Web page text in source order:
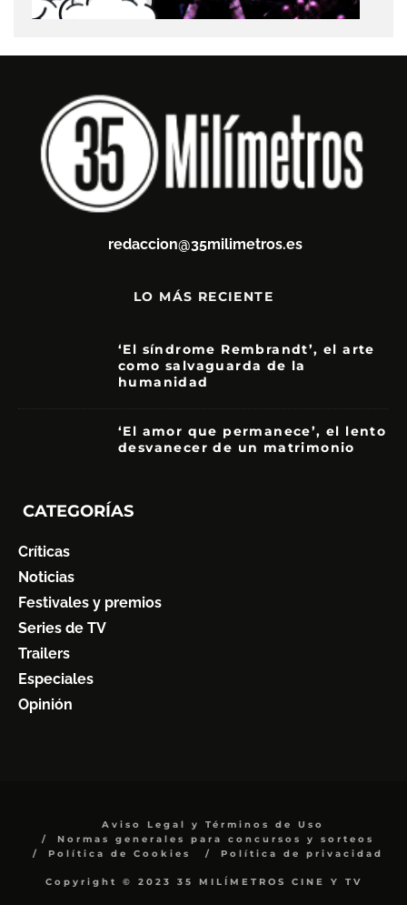
redaccion@35milimetros.es
LO MÁS RECIENTE
‘El síndrome Rembrandt’, el arte
como salvaguarda de la
humanidad
‘El amor que permanece’, el lento
desvanecer de un matrimonio
CATEGORÍAS
Críticas
Noticias
Festivales y premios
Series de TV
Trailers
Especiales
Opinión
Aviso Legal y Términos de Uso
Normas generales para concursos y sorteos
Política de Cookies
Política de privacidad
Copyright © 2023 35 MILÍMETROS CINE Y TV